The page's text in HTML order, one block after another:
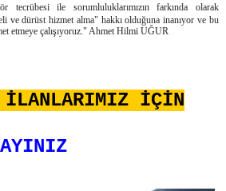
tecrübesi ile sorumluluklarımızın farkında olarak
ve dürüst hizmet alma" hakkı olduğuna inanıyor ve bu
etmeye çalışıyoruz." Ahmet Hilmi UĞUR
İLANLARIMIZ İÇİN